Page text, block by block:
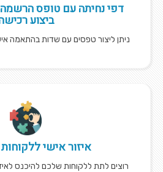
דפי נחיתה עם טופס
ביצוע
ניתן ליצור טפסים עם שדות בהתאמה
איזור אישי
רוצים לתת ללקוחות שלכם להיכנס